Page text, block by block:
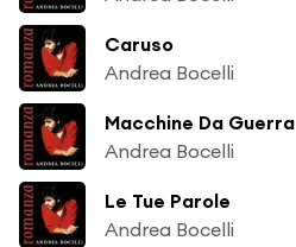
Caruso
Andrea Bocelli
Macchine Da Guerra
Andrea Bocelli
Le Tue Parole
Andrea Bocelli